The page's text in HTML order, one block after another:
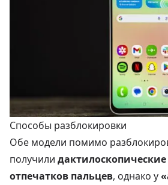
Способы разблокировки
Обе модели помимо
получили
отпечатков пальцев, однако у